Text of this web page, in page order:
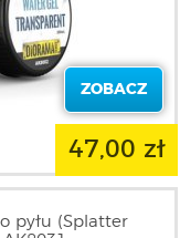
ZOBACZ
47,00 zł
pyłu (Splatter